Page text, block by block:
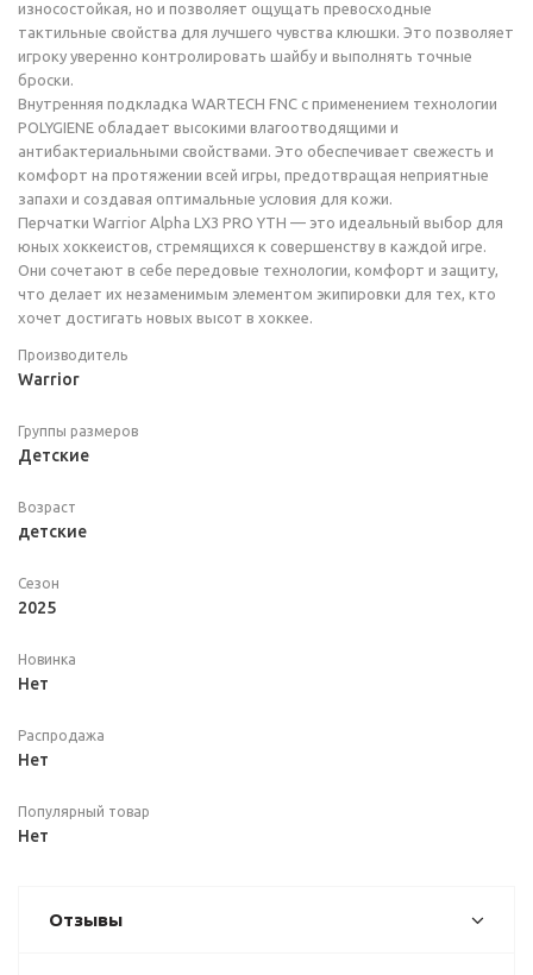
износостойкая, но и позволяет ощущать превосходные
тактильные свойства для лучшего чувства клюшки. Это позволяет
игроку уверенно контролировать шайбу и выполнять точные
броски.
Внутренняя подкладка WARTECH FNC с применением технологии
POLYGIENE обладает высокими влагоотводящими и
антибактериальными свойствами. Это обеспечивает свежесть и
комфорт на протяжении всей игры, предотвращая неприятные
запахи и создавая оптимальные условия для кожи.
Перчатки Warrior Alpha LX3 PRO YTH — это идеальный выбор для
юных хоккеистов, стремящихся к совершенству в каждой игре.
Они сочетают в себе передовые технологии, комфорт и защиту,
что делает их незаменимым элементом экипировки для тех, кто
хочет достигать новых высот в хоккее.
Производитель
Warrior
Группы размеров
Детские
Возраст
детские
Сезон
2025
Новинка
Нет
Распродажа
Нет
Популярный товар
Нет
Отзывы